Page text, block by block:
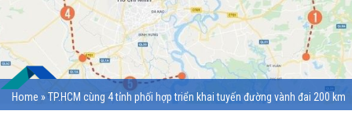
Home »TP.HCM cùng 4 tỉnh phối hợp triển khai tuyến đường vành đai 200 km